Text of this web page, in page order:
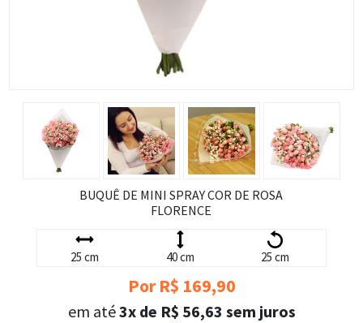
BUQUÊ DE MINI SPRAY COR DE ROSA
FLORENCE
25 cm 40 cm 25 cm
Por R$ 169,90
em até3x de R$ 56,63 sem juros